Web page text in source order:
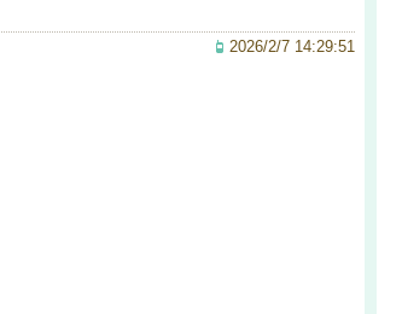
2026/2/7 14:29:51